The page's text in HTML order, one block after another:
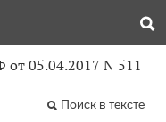
05.04.2017 N 511
Поиск в тексте